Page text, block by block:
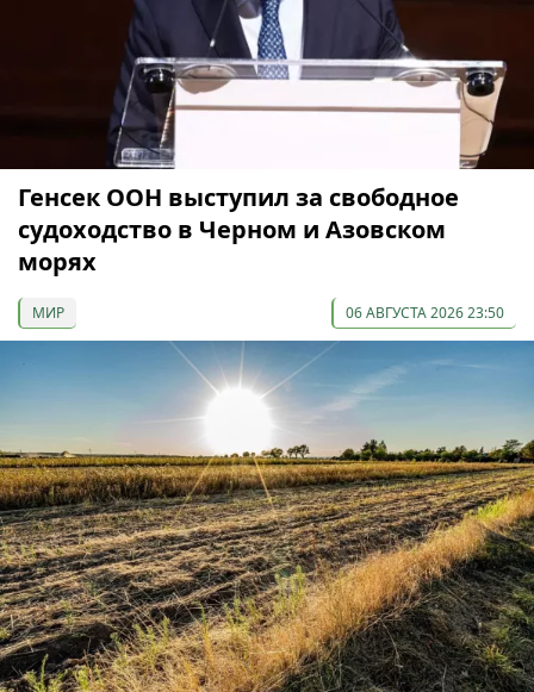
Генсек ООН выступил за свободное
судоходство в Черном и Азовском
морях
МИР 06 АВГУСТА 2026 23:50